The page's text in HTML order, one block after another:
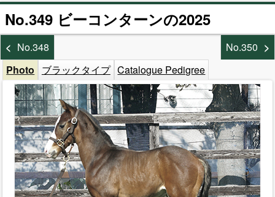
No.349 ビーコンターンの2025
No.348
No.350
Photo
ブラックタイプ Catalogue Pedigree